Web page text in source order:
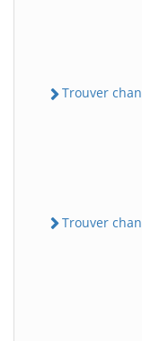
Trouver
Trouver